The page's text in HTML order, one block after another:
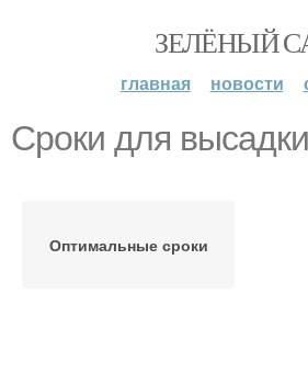
ЗЕЛЁНЫЙ
главная новости
Сроки для высадки
Оптимальные сроки